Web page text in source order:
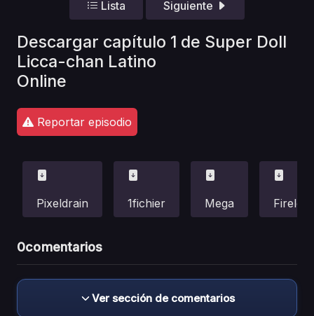
Lista Siguiente
Descargar capítulo 1 de Super Doll
Licca-chan Latino
Online
Reportar episodio
Pixeldrain 1fichier Mega
0comentarios
Ver sección de comentarios